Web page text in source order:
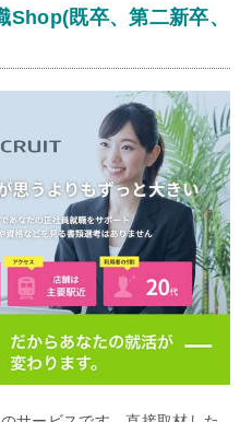
Shop(既卒、第二新卒、